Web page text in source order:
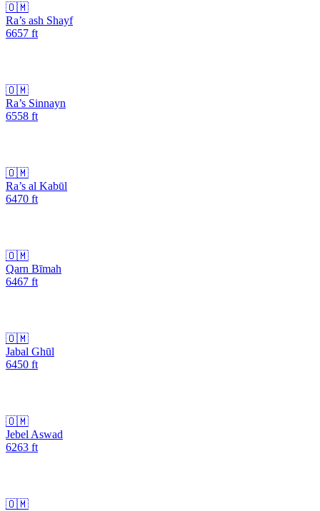
🇴🇲
Ra’s ash Shayf
6657 ft
🇴🇲
Ra’s Sinnayn
6558 ft
🇴🇲
Ra’s al Kabūl
6470 ft
🇴🇲
Qarn Bīmah
6467 ft
🇴🇲
Jabal Ghūl
6450 ft
🇴🇲
Jebel Aswad
6263 ft
🇴🇲